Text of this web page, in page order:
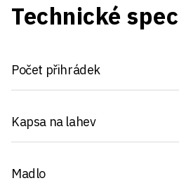
Technické
Počet přihrádek
Kapsa na lahev
Madlo